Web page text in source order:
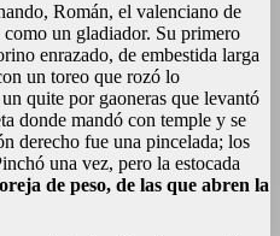
Román, el valenciano de
un gladiador. Su primero
enrazado, de embestida larga
un toreo que rozó lo
quite por gaoneras que levantó
donde mandó con temple y se
derecho fue una pincelada; los
una vez, pero la estocada
de peso, de las que abren la